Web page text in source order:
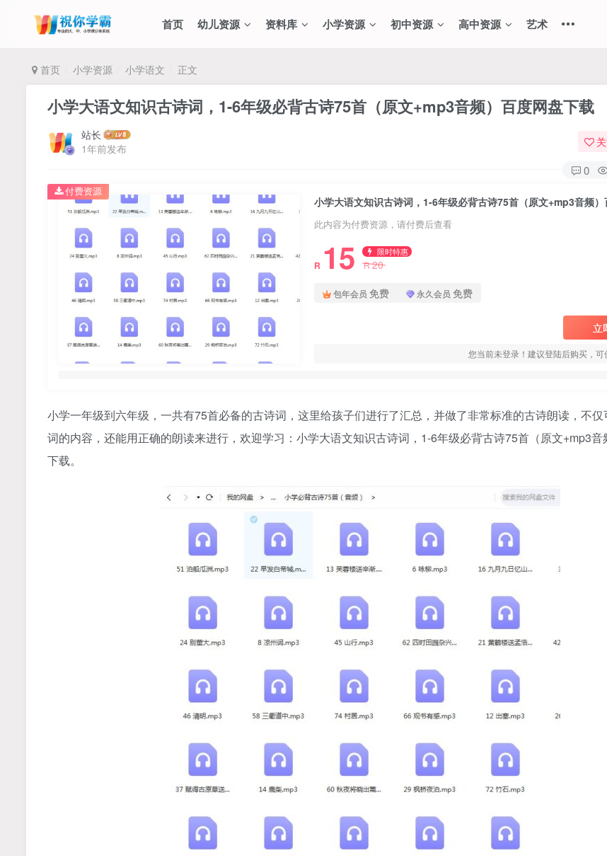
首页 幼儿资源 资料库 小学资源 初中资源 高中资源 艺术
首页 小学资源 小学语文 正文
小学大语文知识古诗词，1-6年级必背古诗75首（原文+mp3音频）百度网盘下载
站长
1年前发布
0
此内容为付费资源，请付费后查看
R 15 限时特惠
R20
包年会员 免费 永久会员 免费
立
您当前未登录！建议登陆后购买，
付费资源
小学一年级到六年级，一共有75首必备的古诗词，这里给孩子们进行了汇总，并做了非常标准的古诗朗读，不
词的内容，还能用正确的朗读来进行，欢迎学习：小学大语文知识古诗词，1-6年级必背古诗75首（原文+mp3音
下载。